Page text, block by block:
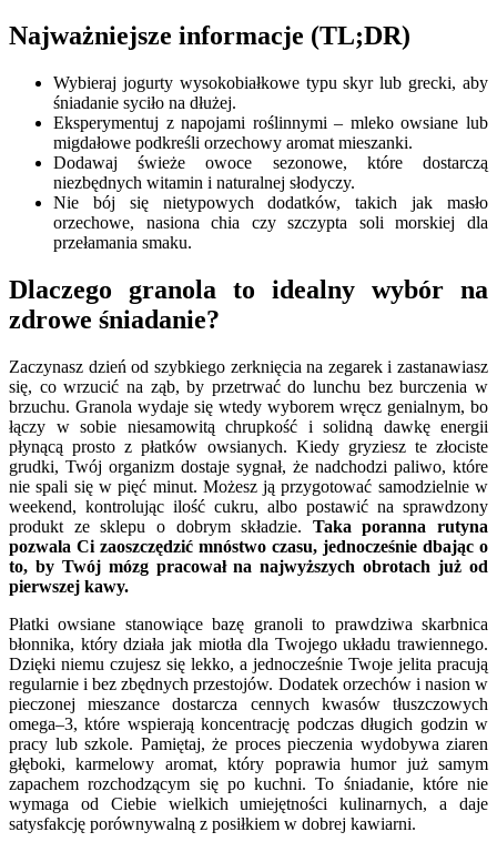
Najważniejsze informacje (TL;DR)
Wybieraj jogurty wysokobiałkowe typu skyr lub grecki, aby
śniadanie syciło na dłużej.
Eksperymentuj z napojami roślinnymi – mleko owsiane lub
migdałowe podkreśli orzechowy aromat mieszanki.
Dodawaj świeże owoce sezonowe, które dostarczą
niezbędnych witamin i naturalnej słodyczy.
Nie bój się nietypowych dodatków, takich jak masło
orzechowe, nasiona chia czy szczypta soli morskiej dla
przełamania smaku.
Dlaczego granola to idealny wybór na
zdrowe śniadanie?
Zaczynasz dzień od szybkiego zerknięcia na zegarek i zastanawiasz
się, co wrzucić na ząb, by przetrwać do lunchu bez burczenia w
brzuchu. Granola wydaje się wtedy wyborem wręcz genialnym, bo
łączy w sobie niesamowitą chrupkość i solidną dawkę energii
płynącą prosto z płatków owsianych. Kiedy gryziesz te złociste
grudki, Twój organizm dostaje sygnał, że nadchodzi paliwo, które
nie spali się w pięć minut. Możesz ją przygotować samodzielnie w
weekend, kontrolując ilość cukru, albo postawić na sprawdzony
produkt ze sklepu o dobrym składzie. Taka poranna rutyna
pozwala Ci zaoszczędzić mnóstwo czasu, jednocześnie dbając o
to, by Twój mózg pracował na najwyższych obrotach już od
pierwszej kawy.
Płatki owsiane stanowiące bazę granoli to prawdziwa skarbnica
błonnika, który działa jak miotła dla Twojego układu trawiennego.
Dzięki niemu czujesz się lekko, a jednocześnie Twoje jelita pracują
regularnie i bez zbędnych przestojów. Dodatek orzechów i nasion w
pieczonej mieszance dostarcza cennych kwasów tłuszczowych
omega–3, które wspierają koncentrację podczas długich godzin w
pracy lub szkole. Pamiętaj, że proces pieczenia wydobywa ziaren
głęboki, karmelowy aromat, który poprawia humor już samym
zapachem rozchodzącym się po kuchni. To śniadanie, które nie
wymaga od Ciebie wielkich umiejętności kulinarnych, a daje
satysfakcję porównywalną z posiłkiem w dobrej kawiarni.